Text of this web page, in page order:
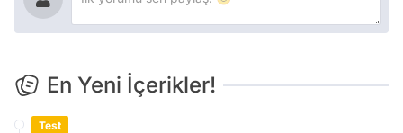
En Yeni İçerikler!
Test